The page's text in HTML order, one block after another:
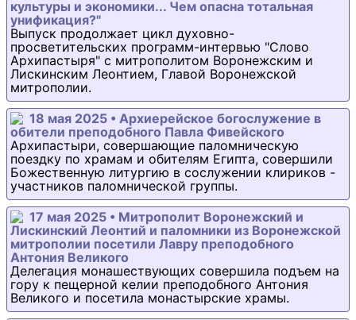
культуры и экономики... Чем опасна тотальная
унификация?"
Выпуск продолжает цикл духовно-
просветительских программ-интервью "Слово
Архипастыря" с митрополитом Воронежским и
Лискинским Леонтием, Главой Воронежской
митрополии.
18 мая 2025 • Архиерейское богослужение в
обители преподобного Павла Фивейского
Архипастыри, совершающие паломническую
поездку по храмам и обителям Египта, совершили
Божественную литургию в сослужении клириков -
участников паломнической группы.
17 мая 2025 • Митрополит Воронежский и
Лискинский Леонтий и паломники из Воронежской
митрополии посетили Лавру преподобного
Антония Великого
Делегация монашествующих совершила подъем на
гору к пещерной келии преподобного Антония
Великого и посетила монастырские храмы.